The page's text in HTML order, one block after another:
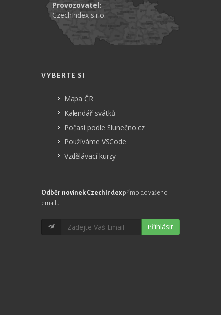
Provozovatel:
CzechIndex s.r.o.
VYBERTE SI
Mapa ČR
Kalendář svátků
Počasí podle Slunečno.cz
Používáme VSCode
Vzdělávací kurzy
Odběr novinek CzechIndex přímo do vašeho
emailu
Přihlásit